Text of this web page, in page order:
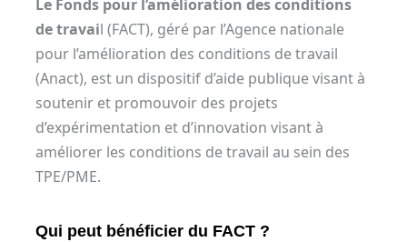
Le Fonds pour l’amélioration des conditions
de travail (FACT), géré par l’Agence nationale
pour l’amélioration des conditions de travail
(Anact), est un dispositif d’aide publique visant à
soutenir et promouvoir des projets
d’expérimentation et d’innovation visant à
améliorer les conditions de travail au sein des
TPE/PME.
Qui peut bénéficier du FACT ?